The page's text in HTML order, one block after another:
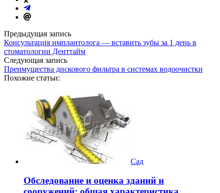
Предыдущая запись
Консультация имплантолога — вставить зубы за 1 день в
стоматологии Денттайм
Следующая запись
Преимущества дискового фильтра в системах водоочистки
Похожие статьи:
Сад
Обследование и оценка зданий и